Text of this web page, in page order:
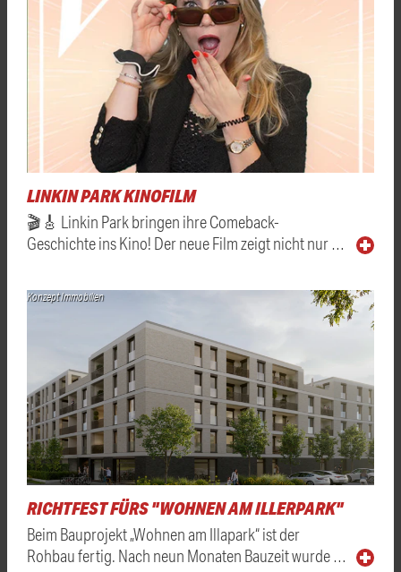
LINKIN PARK KINOFILM
🎬🎸 Linkin Park bringen ihre Comeback-
Geschichte ins Kino! Der neue Film zeigt nicht nur …
Konzept Immobilien
RICHTFEST FÜRS "WOHNEN AM ILLERPARK"
Beim Bauprojekt „Wohnen am Illapark“ ist der
Rohbau fertig. Nach neun Monaten Bauzeit wurde …